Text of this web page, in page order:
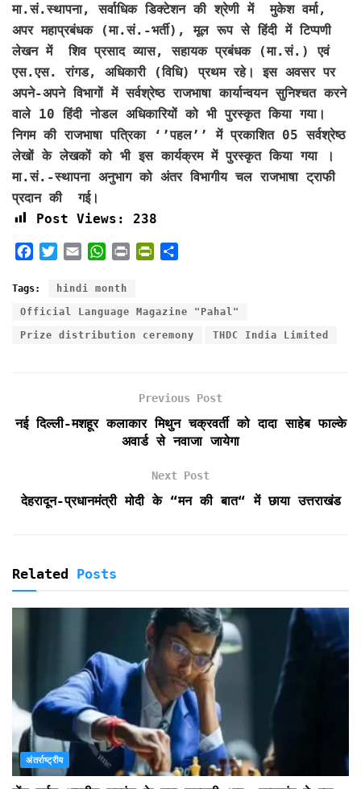
मा.सं.स्थापना, सर्वाधिक डिक्टेशन की श्रेणी में मुकेश वर्मा,
अपर महाप्रबंधक (मा.सं.-भर्ती), मूल रूप से हिंदी में टिप्पणी
लेखन में शिव प्रसाद व्यास, सहायक प्रबंधक (मा.सं.) एवं
एस.एस. रांगड, अधिकारी (विधि) प्रथम रहे। इस अवसर पर
अपने-अपने विभागों में सर्वश्रेष्ठ राजभाषा कार्यान्वयन सुनिश्चत करने
वाले 10 हिंदी नोडल अधिकारियों को भी पुरस्कृत किया गया।
निगम की राजभाषा पत्रिका ‘’पहल’’ में प्रकाशित 05 सर्वश्रेष्ठ
लेखों के लेखकों को भी इस कार्यक्रम में पुरस्कृत किया गया ।
मा.सं.-स्थापना अनुभाग को अंतर विभागीय चल राजभाषा ट्राफी
प्रदान की गई।
Post Views:
238
c
e
o
i
e
a
a
A
t
F
e
d
l
Tags: hindi month
Official Language Magazine "Pahal"
Prize distribution ceremony THDC India Limited
Previous Post
नई दिल्ली-मशहूर कलाकार मिथुन चक्रवर्ती को दादा साहेब फाल्के
अवार्ड से नवाजा जायेगा
Next Post
देहरादून-प्रधानमंत्री मोदी के “मन की बात“ में छाया उत्तराखंड
Related Posts
अंतर्राष्ट्रीय